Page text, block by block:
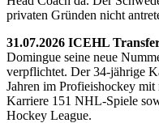
privaten Gründen nicht
31.07.2026 ICEHL
Domingue seine neue
verpflichtet. Der 34-jährige
Jahren im Profieishockey
Karriere 151 NHL-Spiele
Hockey League.